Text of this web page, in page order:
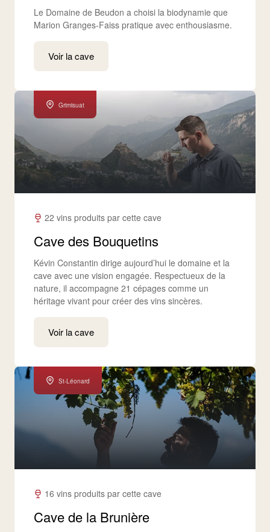
Le Domaine de Beudon a choisi la biodynamie que
Marion Granges-Faiss pratique avec enthousiasme.
Voir la cave
Grimisuat
22 vins produits par cette cave
Cave des Bouquetins
Kévin Constantin dirige aujourd’hui le domaine et la
cave avec une vision engagée. Respectueux de la
nature, il accompagne 21 cépages comme un
héritage vivant pour créer des vins sincères.
Voir la cave
St-Léonard
16 vins produits par cette cave
Cave de la Brunière